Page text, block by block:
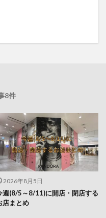
8件
2026年8月5日
週(8/5～8/11)に開店・閉店する
店まとめ